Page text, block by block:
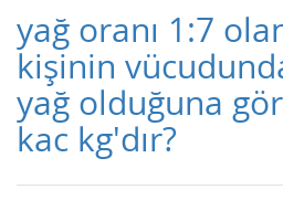
yağ oranı 1:7
kişinin
yağ olduğuna
kac kg'dır?